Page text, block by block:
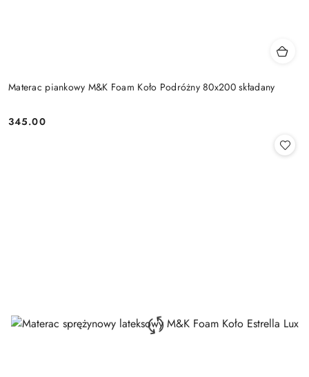
Materac piankowy M&K Foam Koło Podróżny 80x200 składany
Cena:
345.00